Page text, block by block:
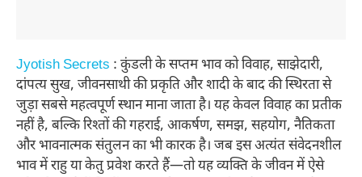
Jyotish Secrets : कुंडली के सप्तम भाव को विवाह, साझेदारी,
दांपत्य सुख, जीवनसाथी की प्रकृति और शादी के बाद की स्थिरता से
जुड़ा सबसे महत्वपूर्ण स्थान माना जाता है। यह केवल विवाह का प्रतीक
नहीं है, बल्कि रिश्तों की गहराई, आकर्षण, समझ, सहयोग, नैतिकता
और भावनात्मक संतुलन का भी कारक है। जब इस अत्यंत संवेदनशील
भाव में राहु या केतु प्रवेश करते हैं—तो यह व्यक्ति के जीवन में ऐसे